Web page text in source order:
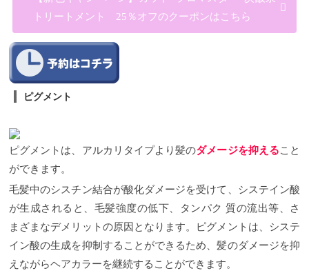
トリートメント 25％オフのクーポンはこちら
ピグメント
ピグメントは、アルカリタイプより髪のダメージを抑えること
ができます。
毛髪中のシスチン結合が酸化ダメージを受けて、システイン酸
が生成されると、毛髪強度の低下、タンパク 質の流出等、さ
まざまなデメリットの原因となります。ピグメントは、システ
イン酸の生成を抑制することができるため、髪のダメージを抑
えながらヘアカラーを継続することができます。